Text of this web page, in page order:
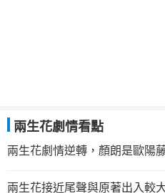
兩生花劇情看點
兩生花劇情逆轉，顏朗是歐陽
兩生花接近尾聲與原著出入較